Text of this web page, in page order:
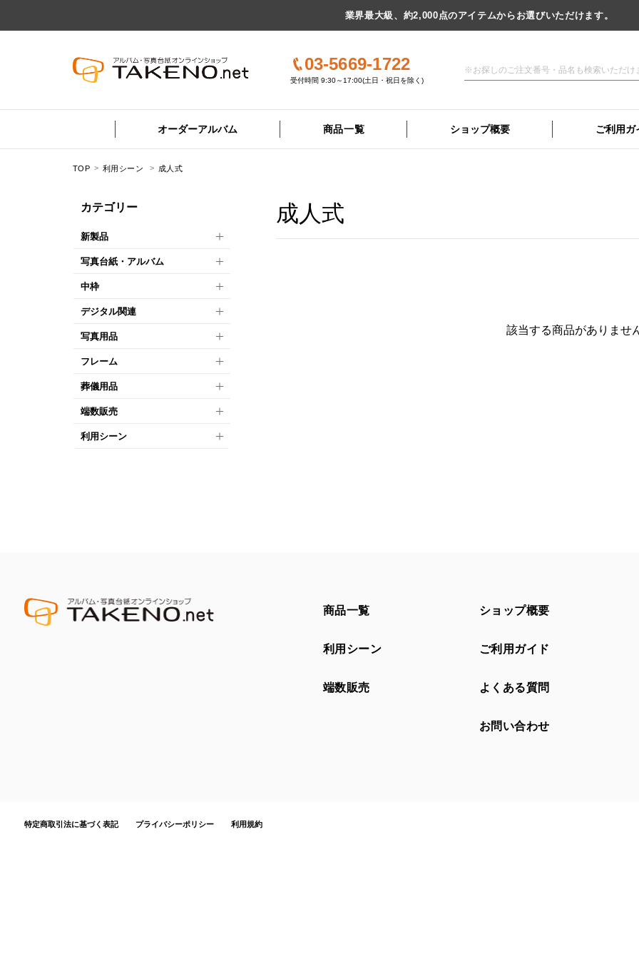
業界最大級、約2,000点のアイテムからお選びいただけます。
03-5669-1722
受付時間 9:30～17:00(土日・祝日を除く)
オーダーアルバム 商品一覧 ショップ概要 ご利用ガ
TOP 利用シーン 成人式
カテゴリー
新製品
写真台紙・アルバム
中枠
デジタル関連
写真用品
フレーム
葬儀用品
端数販売
利用シーン
成人式
該当する商品がありませ
商品一覧
利用シーン
端数販売
ショップ概要
ご利用ガイド
よくある質問
お問い合わせ
特定商取引法に基づく表記 プライバシーポリシー 利用規約